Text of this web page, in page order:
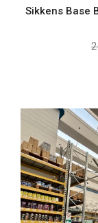
Sikkens Base